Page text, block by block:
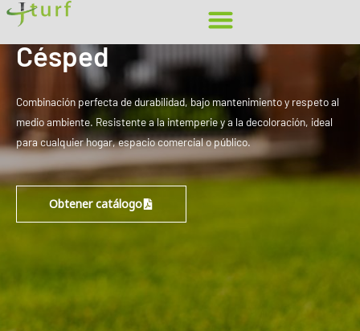
Ir
contenido
Hogar » Césped
Césped
Combinación perfecta de durabilidad, bajo mantenimiento y respeto al
medio ambiente. Resistente a la intemperie y a la decoloración, ideal
para cualquier hogar, espacio comercial o público.
Obtener catálogo